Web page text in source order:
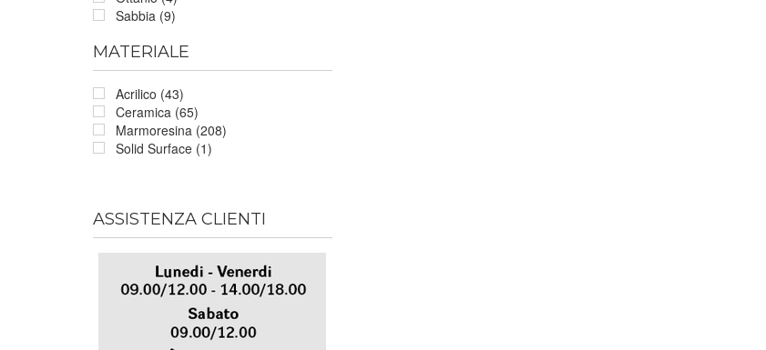
Sabbia (9)
MATERIALE
Acrilico (43)
Ceramica (65)
Marmoresina (208)
Solid Surface (1)
ASSISTENZA CLIENTI